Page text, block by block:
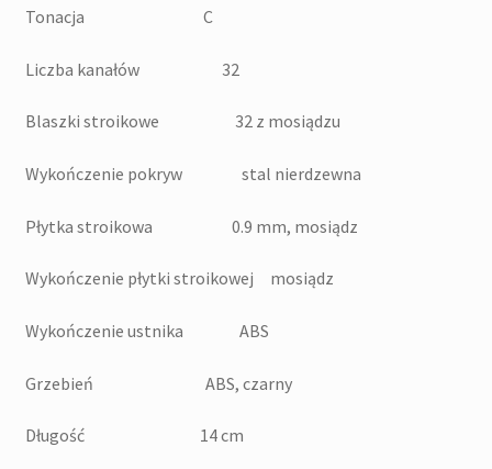
Tonacja C
Liczba kanałów 32
Blaszki stroikowe 32 z mosiądzu
Wykończenie pokryw stal nierdzewna
Płytka stroikowa 0.9 mm, mosiądz
Wykończenie płytki stroikowej mosiądz
Wykończenie ustnika ABS
Grzebień ABS, czarny
Długość 14 cm